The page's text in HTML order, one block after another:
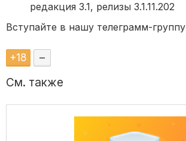
редакция 3.1, релизы 3.1.11.202
Вступайте в нашу телеграмм-группу
+18 –
См. также